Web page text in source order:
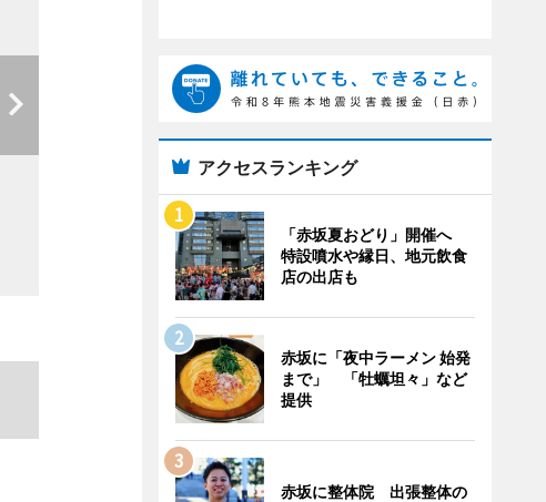
アクセスランキング
「赤坂夏おどり」開催へ
特設噴水や縁日、地元飲食
店の出店も
赤坂に「夜中ラーメン 始発
まで」 「牡蠣坦々」など
提供
赤坂に整体院 出張整体の